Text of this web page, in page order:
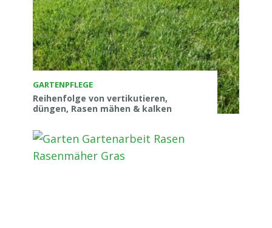
GARTENPFLEGE
Reihenfolge von vertikutieren,
düngen, Rasen mähen & kalken